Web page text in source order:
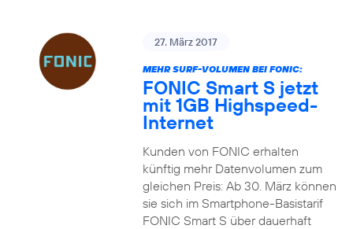
27. März 2017
MEHR SURF-VOLUMEN BEI FONIC:
FONIC Smart S jetzt
mit 1GB Highspeed-
Internet
Kunden von FONIC erhalten
künftig mehr Datenvolumen zum
gleichen Preis: Ab 30. März können
sie sich im Smartphone-Basistarif
FONIC Smart S über dauerhaft